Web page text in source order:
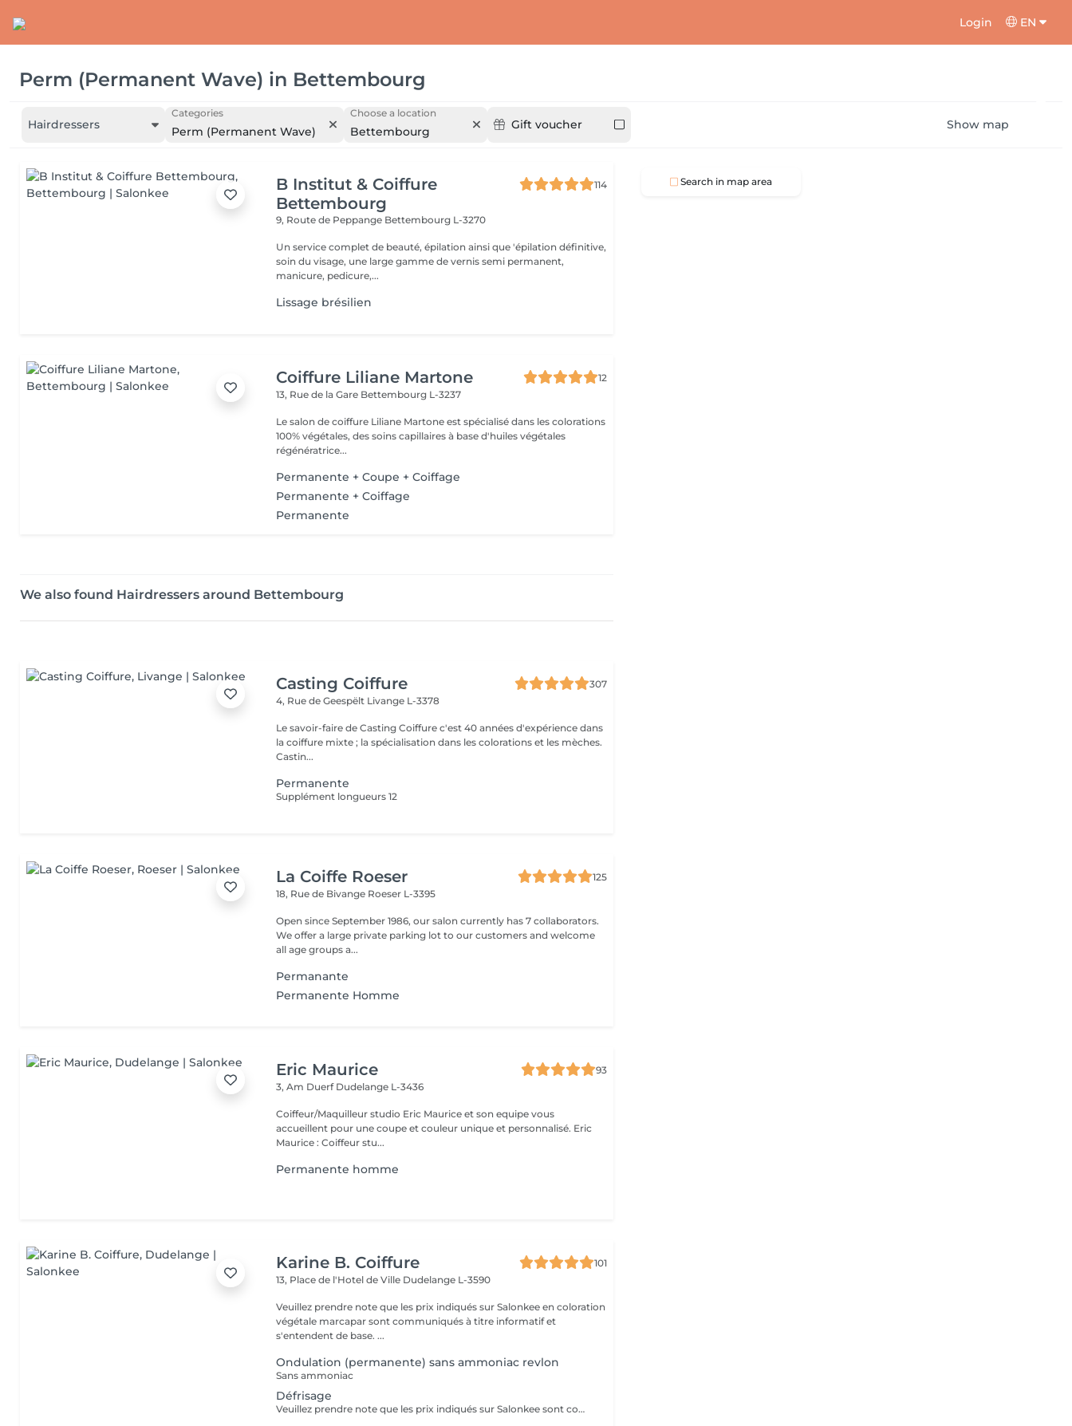
Login EN
Perm (Permanent Wave) in Bettembourg
Hairdressers
Categories
Perm (Permanent Wave)
Choose a location
Bettembourg Gift voucher Show map
B Institut & Coiffure
Bettembourg
114
9, Route de Peppange Bettembourg L-3270
Un service complet de beauté, épilation ainsi que 'épilation définitive,
soin du visage, une large gamme de vernis semi permanent,
manicure, pedicure,...
Lissage brésilien
Coiffure Liliane Martone
12
13, Rue de la Gare Bettembourg L-3237
Le salon de coiffure Liliane Martone est spécialisé dans les colorations
100% végétales, des soins capillaires à base d'huiles végétales
régénératrice...
Permanente + Coupe + Coiffage
Permanente + Coiffage
Permanente
We also found Hairdressers around Bettembourg
Casting Coiffure
307
4, Rue de Geespëlt Livange L-3378
Le savoir-faire de Casting Coiffure c'est 40 années d'expérience dans
la coiffure mixte ; la spécialisation dans les colorations et les mèches.
Castin...
Permanente
Supplément longueurs 12
La Coiffe Roeser
125
18, Rue de Bivange Roeser L-3395
Open since September 1986, our salon currently has 7 collaborators.
We offer a large private parking lot to our customers and welcome
all age groups a...
Permanante
Permanente Homme
Eric Maurice
93
3, Am Duerf Dudelange L-3436
Coiffeur/Maquilleur studio Eric Maurice et son equipe vous
accueillent pour une coupe et couleur unique et personnalisé. Eric
Maurice : Coiffeur stu...
Permanente homme
Karine B. Coiffure
101
13, Place de l'Hotel de Ville Dudelange L-3590
Veuillez prendre note que les prix indiqués sur Salonkee en coloration
végétale marcapar sont communiqués à titre informatif et
s'entendent de base. ...
Ondulation (permanente) sans ammoniac revlon
Sans ammoniac
Défrisage
Veuillez prendre note que les prix indiqués sur Salonkee sont communiqués à titre informatif et s'entendent de base. Ces derniers sont susceptibles de varier selon le diagnostic réalisé à votre arrivée au salon et l'expertise du professionnel à qui vous confiez votre beauté. Dans tous les cas, un devis précis vous sera proposé et toutes réalisations de prestations seront effectuées avec votre accord. Un grand merci d'avance pour votre compréhension. Au plaisir de vous recevoir très vite.
Search in map area